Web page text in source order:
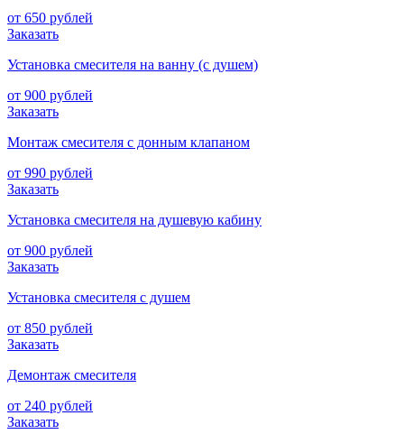
от 650 рублей
Заказать
Установка смесителя на ванну (с душем)
от 900 рублей
Заказать
Монтаж смесителя с донным клапаном
от 990 рублей
Заказать
Установка смесителя на душевую кабину
от 900 рублей
Заказать
Установка смесителя с душем
от 850 рублей
Заказать
Демонтаж смесителя
от 240 рублей
Заказать